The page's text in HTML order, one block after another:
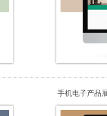
手机电子产品